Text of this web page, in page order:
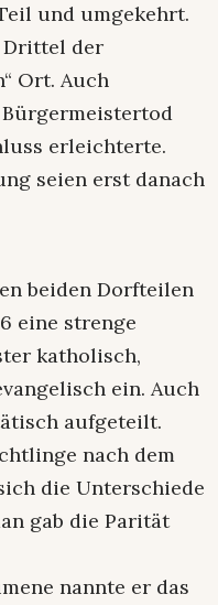
und umgekehrt.
Drittel der
Ort. Auch
erleichterte.
seien erst danach
beiden Dorfteilen
eine strenge
katholisch,
ein. Auch
aufgeteilt.
nach dem
die Unterschiede
gab die Parität
nannte er das